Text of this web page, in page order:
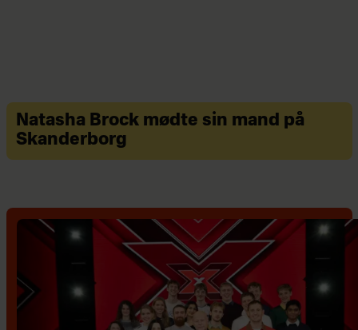
Natasha Brock mødte sin mand på
Skanderborg